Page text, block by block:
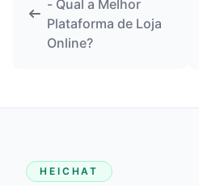
- Qual a Melhor
Plataforma de Loja
Online?
HEICHAT